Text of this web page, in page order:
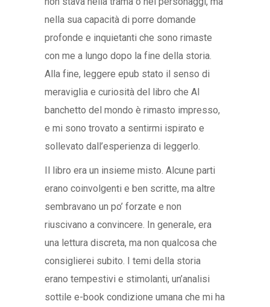
nella sua capacità di porre domande
profonde e inquietanti che sono rimaste
con me a lungo dopo la fine della storia.
Alla fine, leggere epub stato il senso di
meraviglia e curiosità del libro che Al
banchetto del mondo è rimasto impresso,
e mi sono trovato a sentirmi ispirato e
sollevato dall’esperienza di leggerlo.
Il libro era un insieme misto. Alcune parti
erano coinvolgenti e ben scritte, ma altre
sembravano un po’ forzate e non
riuscivano a convincere. In generale, era
una lettura discreta, ma non qualcosa che
consiglierei subito. I temi della storia
erano tempestivi e stimolanti, un’analisi
sottile e-book condizione umana che mi ha